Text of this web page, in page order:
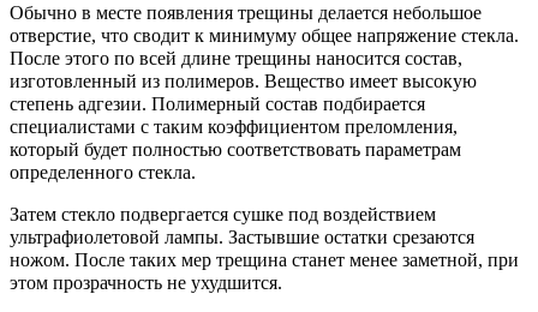
Обычно в месте появления трещины делается небольшое
отверстие, что сводит к минимуму общее напряжение стекла.
После этого по всей длине трещины наносится состав,
изготовленный из полимеров. Вещество имеет высокую
степень адгезии. Полимерный состав подбирается
специалистами с таким коэффициентом преломления,
который будет полностью соответствовать параметрам
определенного стекла.
Затем стекло подвергается сушке под воздействием
ультрафиолетовой лампы. Застывшие остатки срезаются
ножом. После таких мер трещина станет менее заметной, при
этом прозрачность не ухудшится.